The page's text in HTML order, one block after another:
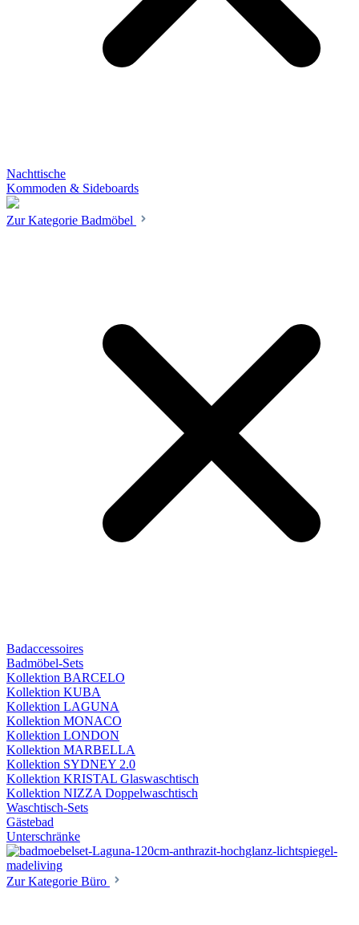
Nachttische
Kommoden & Sideboards
Zur Kategorie Badmöbel
Badaccessoires
Badmöbel-Sets
Kollektion BARCELO
Kollektion KUBA
Kollektion LAGUNA
Kollektion MONACO
Kollektion LONDON
Kollektion MARBELLA
Kollektion SYDNEY 2.0
Kollektion KRISTAL Glaswaschtisch
Kollektion NIZZA Doppelwaschtisch
Waschtisch-Sets
Gästebad
Unterschränke
Zur Kategorie Büro